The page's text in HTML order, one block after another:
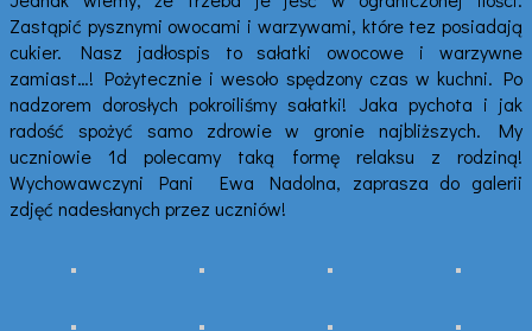
Zastąpić pysznymi owocami i warzywami, które tez posiadają
cukier. Nasz jadłospis to sałatki owocowe i warzywne
zamiast…! Pożytecznie i wesoło spędzony czas w kuchni. Po
nadzorem dorosłych pokroiliśmy sałatki! Jaka pychota i jak
radość spożyć samo zdrowie w gronie najbliższych. My
uczniowie 1d polecamy taką formę relaksu z rodziną!
Wychowawczyni Pani Ewa Nadolna, zaprasza do galerii
zdjęć nadesłanych przez uczniów!